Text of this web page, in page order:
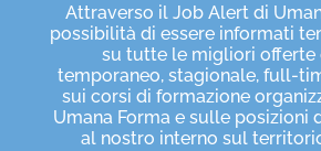
Attraverso il Job Alert di
possibilità di essere informati
su tutte le migliori offerte
temporaneo, stagionale, full-
sui corsi di formazione
Umana Forma e sulle posizioni
al nostro interno sul